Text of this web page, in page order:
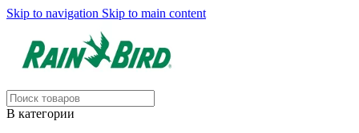
Skip to navigation Skip to main content
В категории